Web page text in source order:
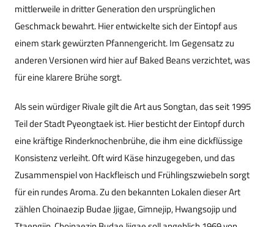
mittlerweile in dritter Generation den ursprünglichen
Geschmack bewahrt. Hier entwickelte sich der Eintopf aus
einem stark gewürzten Pfannengericht. Im Gegensatz zu
anderen Versionen wird hier auf Baked Beans verzichtet, was
für eine klarere Brühe sorgt.
Als sein würdiger Rivale gilt die Art aus Songtan, das seit 1995
Teil der Stadt Pyeongtaek ist. Hier besticht der Eintopf durch
eine kräftige Rinderknochenbrühe, die ihm eine dickflüssige
Konsistenz verleiht. Oft wird Käse hinzugegeben, und das
Zusammenspiel von Hackfleisch und Frühlingszwiebeln sorgt
für ein rundes Aroma. Zu den bekannten Lokalen dieser Art
zählen Choinaezip Budae Jjigae, Gimnejip, Hwangsojip und